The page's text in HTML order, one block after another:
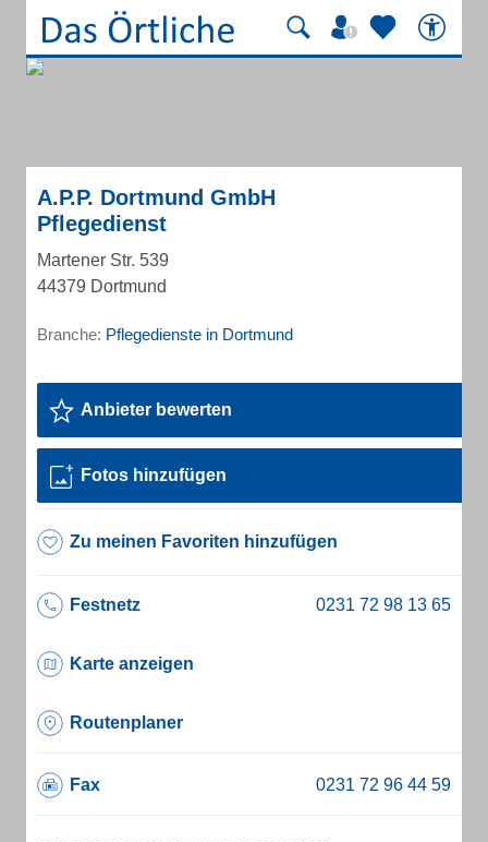
A.P.P. Dortmund GmbH
Pflegedienst
Martener Str. 539
44379 Dortmund
Branche: Pflegedienste in Dortmund
Anbieter bewerten
Fotos hinzufügen
Zu meinen Favoriten hinzufügen
Festnetz
Karte anzeigen
Routenplaner
Fax